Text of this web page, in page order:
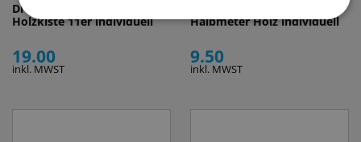
Drinks of the World
Holzkiste 11er individuell
19.00
inkl. MWST
Halbmeter Holz individuell
9.50
inkl. MWST